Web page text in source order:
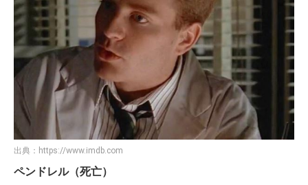
出典： https://www.imdb.com
ペンドレル（死亡）